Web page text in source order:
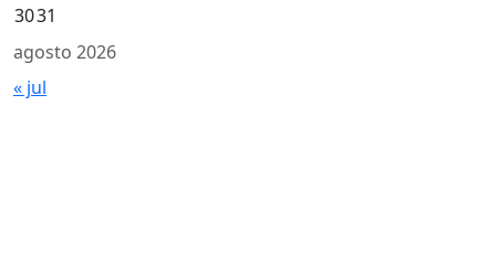
agosto 2026
3031
« jul